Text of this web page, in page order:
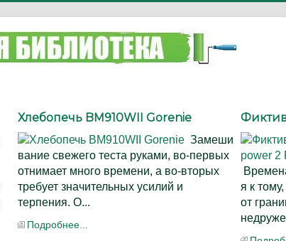
Хлебопечь BM910WII Gorenie
Замеши
вание свежего теста руками, во-первых
отнимает много времени, а во-вторых
требует значительных усилий и
терпения. О...
Подробнее...
я к
от